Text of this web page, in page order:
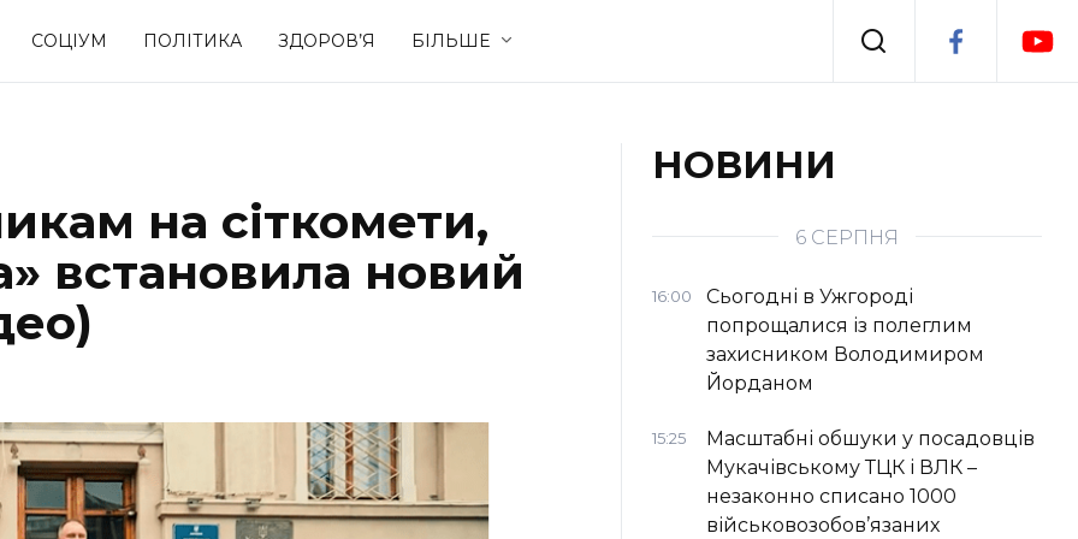
СОЦІУМ ПОЛІТИКА ЗДОРОВ’Я БІЛЬШЕ
Події
Спорт Стиль життя
на сіткомети,
встановила новий
НОВИНИ
6 СЕРПНЯ
16:00
Сьогодні в Ужгороді
попрощалися із полеглим
захисником Володимиром
Йорданом
15:25
Масштабні обшуки у посадовців
Мукачівському ТЦК і ВЛК –
незаконно списано 1000
військовозобов’язаних